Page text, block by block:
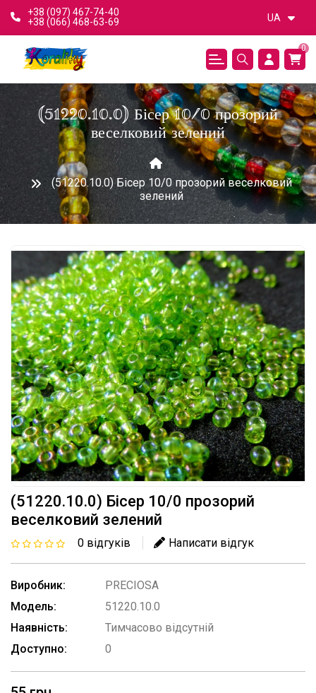
+38 (097) 467-74-40
+38 (066) 468-63-69
UA
0
(51220.10.0) Бісер 10/0 прозорий
веселковий зелений
(51220.10.0) Бісер 10/0 прозорий веселковий
зелений
(51220.10.0) Бісер 10/0 прозорий
веселковий зелений
0 відгуків Написати відгук
Виробник:
PRECIOSA
Модель:
51220.10.0
Наявність:
Тимчасово відсутній
Доступно:
0